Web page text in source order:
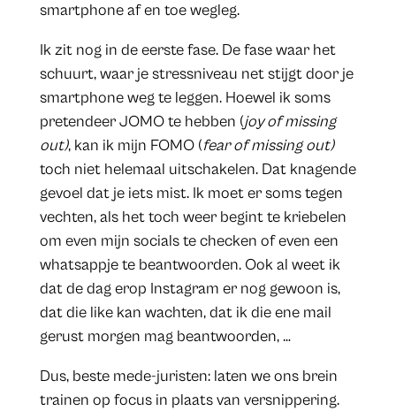
smartphone af en toe wegleg.
Ik zit nog in de eerste fase. De fase waar het
schuurt, waar je stressniveau net stijgt door je
smartphone weg te leggen. Hoewel ik soms
pretendeer JOMO te hebben (joy of missing
out), kan ik mijn FOMO (fear of missing out)
toch niet helemaal uitschakelen. Dat knagende
gevoel dat je iets mist. Ik moet er soms tegen
vechten, als het toch weer begint te kriebelen
om even mijn socials te checken of even een
whatsappje te beantwoorden. Ook al weet ik
dat de dag erop Instagram er nog gewoon is,
dat die like kan wachten, dat ik die ene mail
gerust morgen mag beantwoorden, …
Dus, beste mede-juristen: laten we ons brein
trainen op focus in plaats van versnippering.